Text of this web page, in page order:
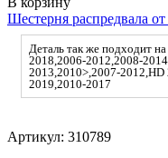
Шестерня распредвала
Деталь так же подходит
2018,2006-2012,2008-
2013,2010>,2007-
2019,2010-2017
Артикул: 310789